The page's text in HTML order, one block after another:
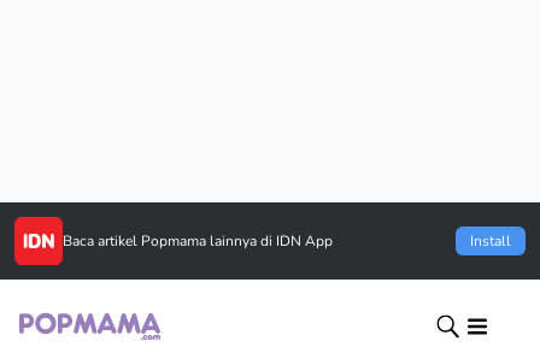
Baca artikel Popmama lainnya di IDN App Install